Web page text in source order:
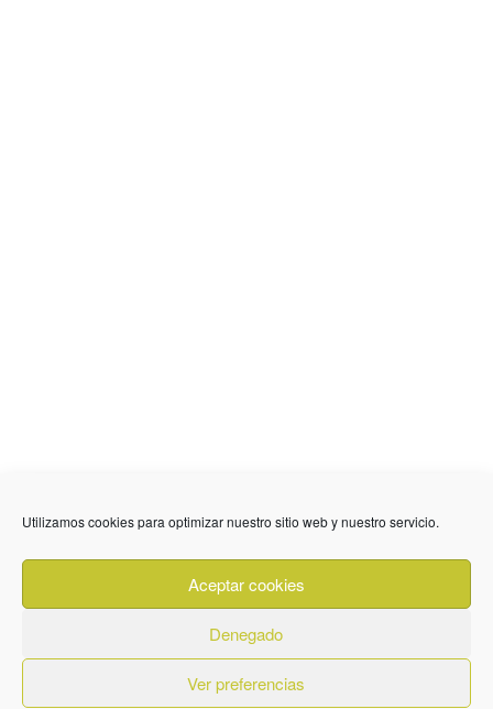
Utilizamos cookies para optimizar nuestro sitio web y nuestro servicio.
Aceptar cookies
Denegado
Ver preferencias
636 01 61 85
Fuente Palmera
info @ fuentepalmerainformacion.es
Privacidad Aviso legal
Cookies
Quiénes Somos
Contacto